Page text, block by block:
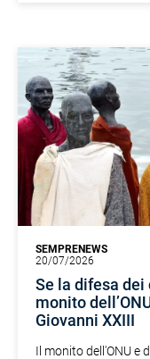
SEMPRENEWS
20/07/2026
Se la difesa
monito
Giovanni XXIII
Il monito dell'ONU e